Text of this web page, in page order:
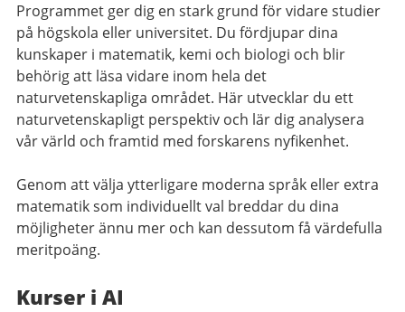
Programmet ger dig en stark grund för vidare studier
på högskola eller universitet. Du fördjupar dina
kunskaper i matematik, kemi och biologi och blir
behörig att läsa vidare inom hela det
naturvetenskapliga området. Här utvecklar du ett
naturvetenskapligt perspektiv och lär dig analysera
vår värld och framtid med forskarens nyfikenhet.
Genom att välja ytterligare moderna språk eller extra
matematik som individuellt val breddar du dina
möjligheter ännu mer och kan dessutom få värdefulla
meritpoäng.
Kurser i AI